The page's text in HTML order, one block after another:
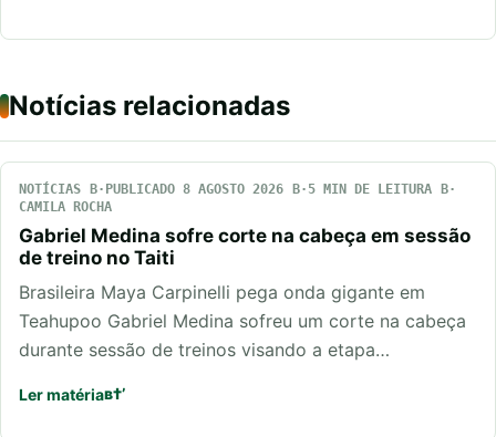
Notícias relacionadas
NOTÍCIAS PUBLICADO 8 AGOSTO 2026
5 MIN DE LEITURA
CAMILA ROCHA
Gabriel Medina sofre corte na cabeça em sessão
de treino no Taiti
Brasileira Maya Carpinelli pega onda gigante em
Teahupoo Gabriel Medina sofreu um corte na cabeça
durante sessão de treinos visando a etapa…
Ler matéria